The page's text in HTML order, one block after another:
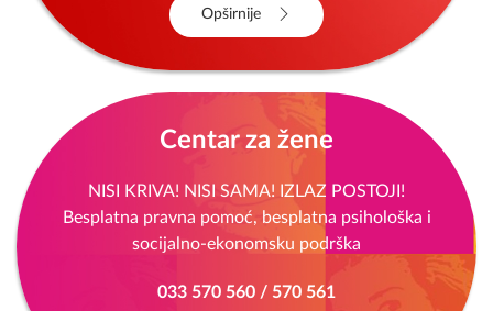
Opširnije
Centar za žene
NISI KRIVA! NISI SAMA! IZLAZ POSTOJI!
Besplatna pravna pomoć, besplatna psihološka i
socijalno-ekonomsku podrška
033 570 560 / 570 561